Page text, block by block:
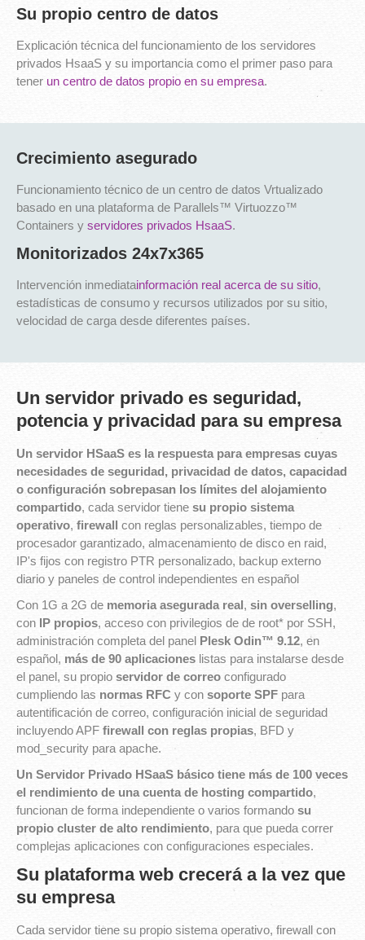
Su propio centro de datos
Explicación técnica del funcionamiento de los servidores
privados HsaaS y su importancia como el primer paso para
tener un centro de datos propio en su empresa.
Crecimiento asegurado
Funcionamiento técnico de un centro de datos Vrtualizado
basado en una plataforma de Parallels™ Virtuozzo™
Containers y servidores privados HsaaS.
Monitorizados 24x7x365
Intervención inmediatainformación real acerca de su sitio,
estadísticas de consumo y recursos utilizados por su sitio,
velocidad de carga desde diferentes países.
Un servidor privado es seguridad,
potencia y privacidad para su empresa
Un servidor HSaaS es la respuesta para empresas cuyas
necesidades de seguridad, privacidad de datos, capacidad
o configuración sobrepasan los límites del alojamiento
compartido, cada servidor tiene su propio sistema
operativo, firewall con reglas personalizables, tiempo de
procesador garantizado, almacenamiento de disco en raid,
IP's fijos con registro PTR personalizado, backup externo
diario y paneles de control independientes en español
Con 1G a 2G de memoria asegurada real, sin overselling,
con IP propios, acceso con privilegios de de root* por SSH,
administración completa del panel Plesk Odin™ 9.12, en
español, más de 90 aplicaciones listas para instalarse desde
el panel, su propio servidor de correo configurado
cumpliendo las normas RFC y con soporte SPF para
autentificación de correo, configuración inicial de seguridad
incluyendo APF firewall con reglas propias, BFD y
mod_security para apache.
Un Servidor Privado HSaaS básico tiene más de 100 veces
el rendimiento de una cuenta de hosting compartido,
funcionan de forma independiente o varios formando su
propio cluster de alto rendimiento, para que pueda correr
complejas aplicaciones con configuraciones especiales.
Su plataforma web crecerá a la vez que
su empresa
Cada servidor tiene su propio sistema operativo, firewall con